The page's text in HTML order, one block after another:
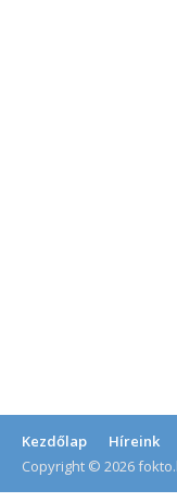
Kezdőlap Híreink
Copyright © 2026